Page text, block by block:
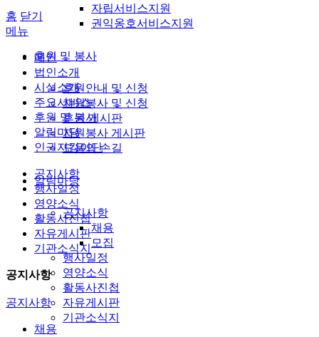
자립서비스지원
권익옹호서비스지원
후원 및 봉사
후원안내 및 신청
자원봉사 및 신청
후원 게시판
자원봉사 게시판
도움의 손길
알림마당
공지사항
채용
모집
행사일정
영양소식
활동사진첩
자유게시판
기관소식지
홈 닫기
메뉴
메인
법인소개
시설소개
주요서비스
후원 및 봉사
알림마당
인권지킴이단
공지사항
행사일정
영양소식
활동사진첩
자유게시판
기관소식지
공지사항
공지사항
채용